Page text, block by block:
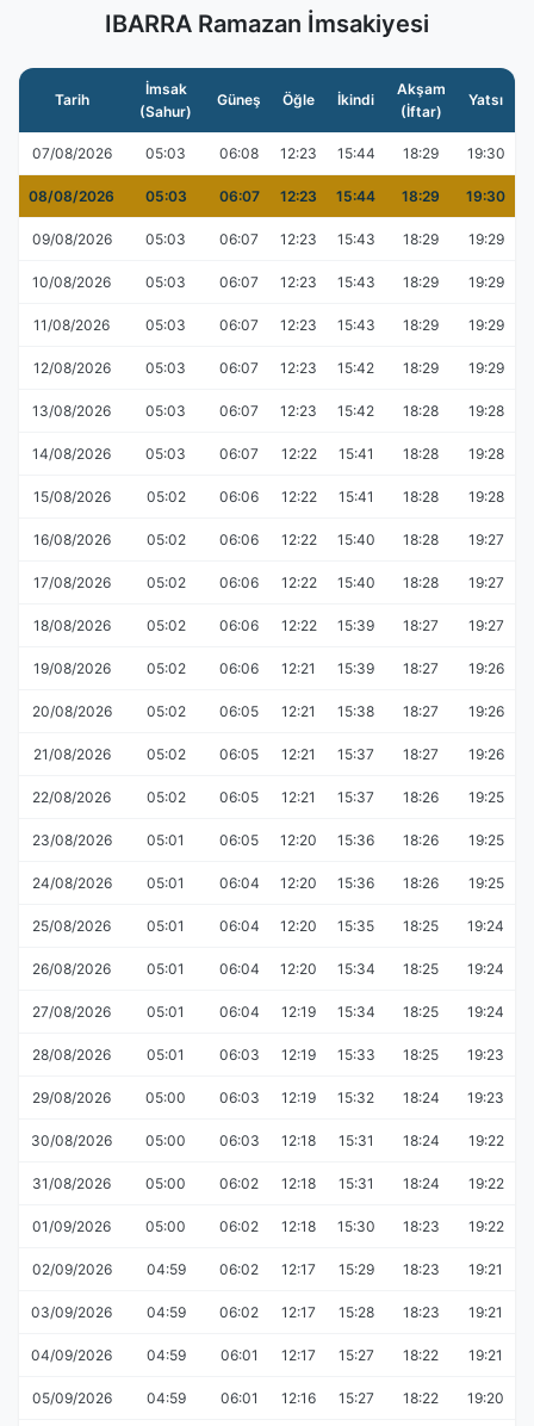
IBARRA Ramazan İmsakiyesi
Tarih
İmsak
(Sahur)
Güneş Öğle İkindi
Akşam
(İftar)
Yatsı
07/08/2026 05:03 06:08 12:23 15:44 18:29 19:30
08/08/2026 05:03 06:07 12:23 15:44 18:29 19:30
09/08/2026 05:03 06:07 12:23 15:43 18:29 19:29
10/08/2026 05:03 06:07 12:23 15:43 18:29 19:29
11/08/2026 05:03 06:07 12:23 15:43 18:29 19:29
12/08/2026 05:03 06:07 12:23 15:42 18:29 19:29
13/08/2026 05:03 06:07 12:23 15:42 18:28 19:28
14/08/2026 05:03 06:07 12:22 15:41 18:28 19:28
15/08/2026 05:02 06:06 12:22 15:41 18:28 19:28
16/08/2026 05:02 06:06 12:22 15:40 18:28 19:27
17/08/2026 05:02 06:06 12:22 15:40 18:28 19:27
18/08/2026 05:02 06:06 12:22 15:39 18:27 19:27
19/08/2026 05:02 06:06 12:21 15:39 18:27 19:26
20/08/2026 05:02 06:05 12:21 15:38 18:27 19:26
21/08/2026 05:02 06:05 12:21 15:37 18:27 19:26
22/08/2026 05:02 06:05 12:21 15:37 18:26 19:25
23/08/2026 05:01 06:05 12:20 15:36 18:26 19:25
24/08/2026 05:01 06:04 12:20 15:36 18:26 19:25
25/08/2026 05:01 06:04 12:20 15:35 18:25 19:24
26/08/2026 05:01 06:04 12:20 15:34 18:25 19:24
27/08/2026 05:01 06:04 12:19 15:34 18:25 19:24
28/08/2026 05:01 06:03 12:19 15:33 18:25 19:23
29/08/2026 05:00 06:03 12:19 15:32 18:24 19:23
30/08/2026 05:00 06:03 12:18 15:31 18:24 19:22
31/08/2026 05:00 06:02 12:18 15:31 18:24 19:22
01/09/2026 05:00 06:02 12:18 15:30 18:23 19:22
02/09/2026 04:59 06:02 12:17 15:29 18:23 19:21
03/09/2026 04:59 06:02 12:17 15:28 18:23 19:21
04/09/2026 04:59 06:01 12:17 15:27 18:22 19:21
05/09/2026 04:59 06:01 12:16 15:27 18:22 19:20